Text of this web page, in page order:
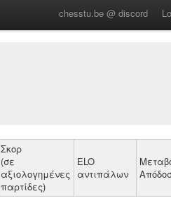
chesstu.be @ discord
Σκορ
(σε
αξιολογημένες
παρτίδες)
ELO
αντιπάλων